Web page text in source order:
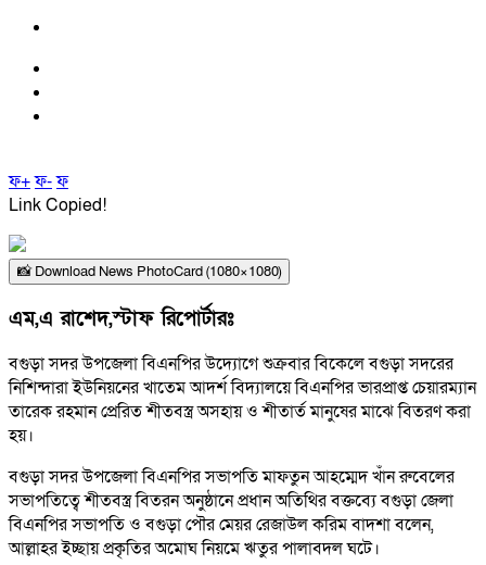
ফ+ফ-ফ
Link Copied!
📸 Download News PhotoCard (1080×1080)
এম,এ রাশেদ,স্টাফ রিপোর্টারঃ
বগুড়া সদর উপজেলা বিএনপির উদ্যোগে শুক্রবার বিকেলে বগুড়া সদরের
নিশিন্দারা ইউনিয়নের খাতেম আদর্শ বিদ্যালয়ে বিএনপির ভারপ্রাপ্ত চেয়ারম্যান
তারেক রহমান প্রেরিত শীতবস্ত্র অসহায় ও শীতার্ত মানুষের মাঝে বিতরণ করা
হয়।
বগুড়া সদর উপজেলা বিএনপির সভাপতি মাফতুন আহম্মেদ খাঁন রুবেলের
সভাপতিত্বে শীতবস্ত্র বিতরন অনুষ্ঠানে প্রধান অতিথির বক্তব্যে বগুড়া জেলা
বিএনপির সভাপতি ও বগুড়া পৌর মেয়র রেজাউল করিম বাদশা বলেন,
আল্লাহর ইচ্ছায় প্রকৃতির অমোঘ নিয়মে ঋতুর পালাবদল ঘটে।